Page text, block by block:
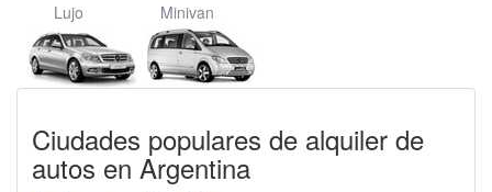
Lujo Minivan
Ciudades populares de alquiler de
autos en Argentina